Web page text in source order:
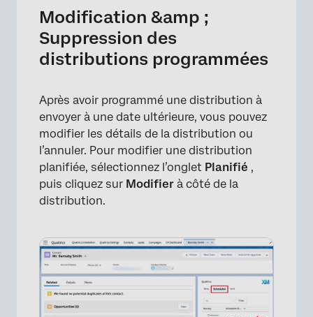
Modification &amp ;
Suppression des
distributions programmées
Après avoir programmé une distribution à
envoyer à une date ultérieure, vous pouvez
modifier les détails de la distribution ou
l’annuler. Pour modifier une distribution
planifiée, sélectionnez l’onglet Planifié ,
puis cliquez sur Modifier à côté de la
distribution.